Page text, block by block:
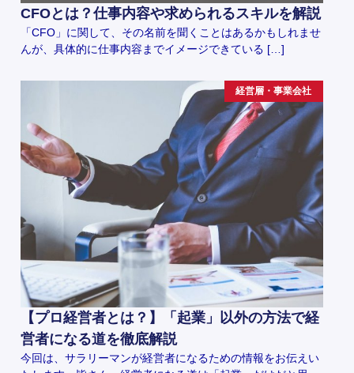
CFOとは？仕事内容や求められるスキルを解説
「CFO」に関して、その名前を聞くことはあるかもしれませ
んが、具体的に仕事内容までイメージできている […]
経営層・事業会社
【プロ経営者とは？】「起業」以外の方法で経
営者になる道を徹底解説
今回は、サラリーマンが経営者になるための情報をお伝えい